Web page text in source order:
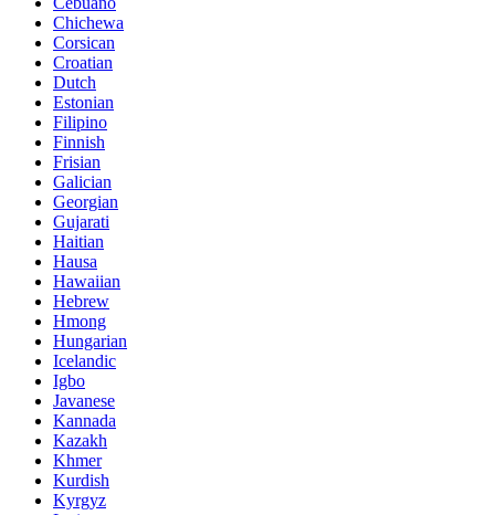
Chichewa
Corsican
Croatian
Dutch
Estonian
Filipino
Finnish
Frisian
Galician
Georgian
Gujarati
Haitian
Hausa
Hawaiian
Hebrew
Hmong
Hungarian
Icelandic
Igbo
Javanese
Kannada
Kazakh
Khmer
Kurdish
Kyrgyz